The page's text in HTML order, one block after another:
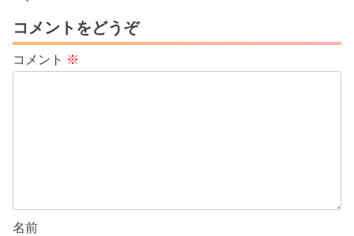
コメントをどうぞ
コメント ※
名前